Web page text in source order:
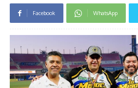
Facebook WhatsApp